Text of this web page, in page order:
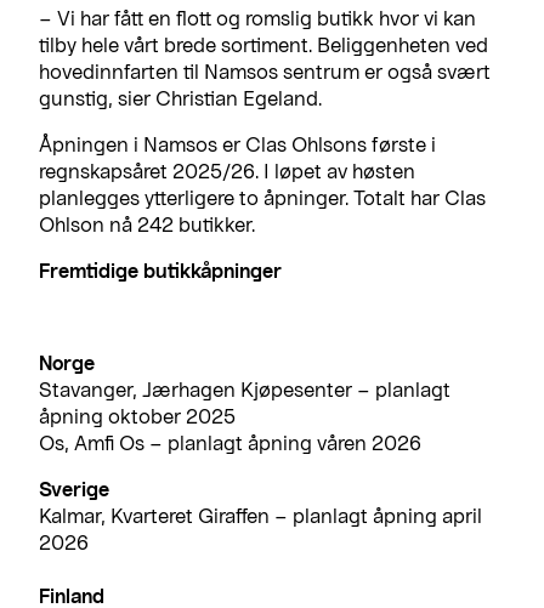
– Vi har fått en flott og romslig butikk hvor vi kan
tilby hele vårt brede sortiment. Beliggenheten ved
hovedinnfarten til Namsos sentrum er også svært
gunstig, sier Christian Egeland.
Åpningen i Namsos er Clas Ohlsons første i
regnskapsåret 2025/26. I løpet av høsten
planlegges ytterligere to åpninger. Totalt har Clas
Ohlson nå 242 butikker.
Fremtidige butikkåpninger
Norge
Stavanger, Jærhagen Kjøpesenter – planlagt
åpning oktober 2025
Os, Amfi Os – planlagt åpning våren 2026
Sverige
Kalmar, Kvarteret Giraffen – planlagt åpning april
2026
Finland